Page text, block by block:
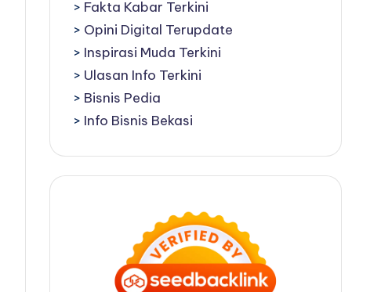
> Fakta Kabar Terkini
> Opini Digital Terupdate
> Inspirasi Muda Terkini
> Ulasan Info Terkini
> Bisnis Pedia
> Info Bisnis Bekasi